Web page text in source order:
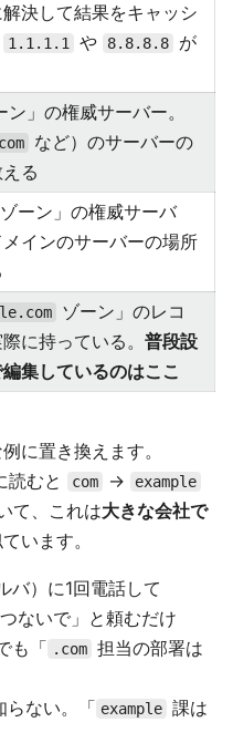
決して結果をキャッシ
1.1.1.1 や 8.8.8.8
が
ン」の権威サーバー。
など）のサーバーの
る
ゾーン」の権威サーバ
インのサーバーの場所
ゾーン」のレコ
に持っている。 普段設
集しているのはここ
に置き換えます。
読むと com → example
て、これは大きな会社で
います。
バ）に1回電話して
ないで」と頼むだけ
も「 .com 担当の部署は
らない。「 example 課は